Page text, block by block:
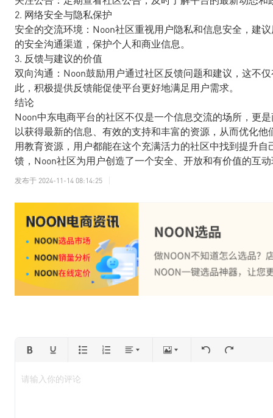
2. 网络安全与隐私保护
安全的交流环境：Noon社区重视用户隐私和信息安全，建
的安全沟通渠道，保护个人和商业信息。
3. 反馈与建议的价值
双向沟通：Noon鼓励用户通过社区反馈问题和建议，这不
此，积极提供反馈能促使平台更好地满足用户需求。
结论
Noon中东电商平台的社区不仅是一个信息交流的场所，更
以获得最新的信息、有效的支持和丰富的资源，从而优化
用教育资源，用户都能在这个充满活力的社区中找到提升
馈，Noon社区为用户创造了一个安全、开放和有价值的互
发布于 2024-11-14 08:14:25
请输入你的评论